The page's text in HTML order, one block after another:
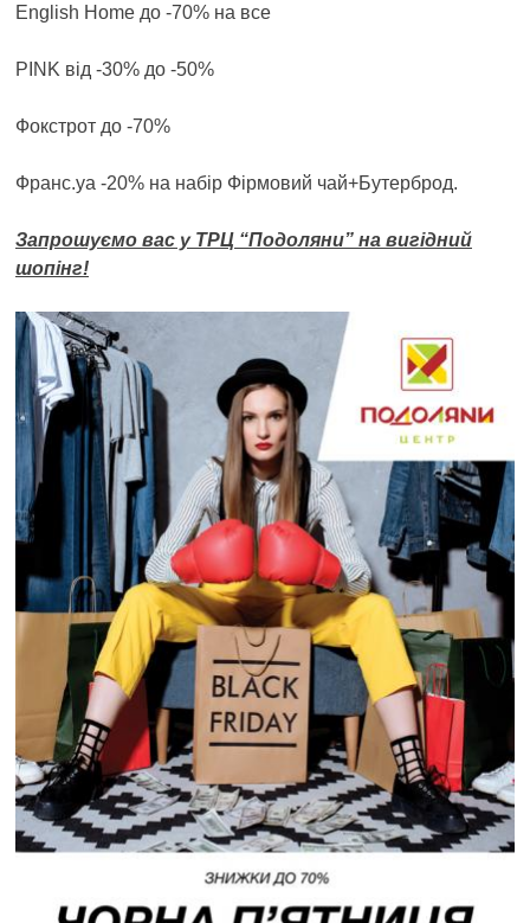
English Home до -70% на все
PINK від -30% до -50%
Фокстрот до -70%
Франс.уа -20% на набір Фірмовий чай+Бутерброд.
Запрошуємо вас у ТРЦ “Подоляни” на вигідний
шопінг!